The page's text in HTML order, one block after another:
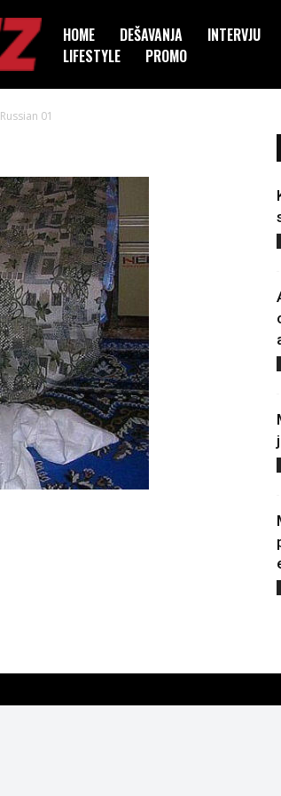
HOME DEŠAVANJA INTERVJU
LIFESTYLE
PROMO
Russian 01